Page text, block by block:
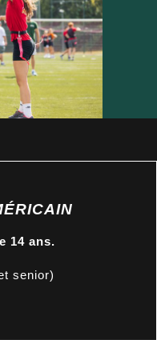
14 ans.
senior)